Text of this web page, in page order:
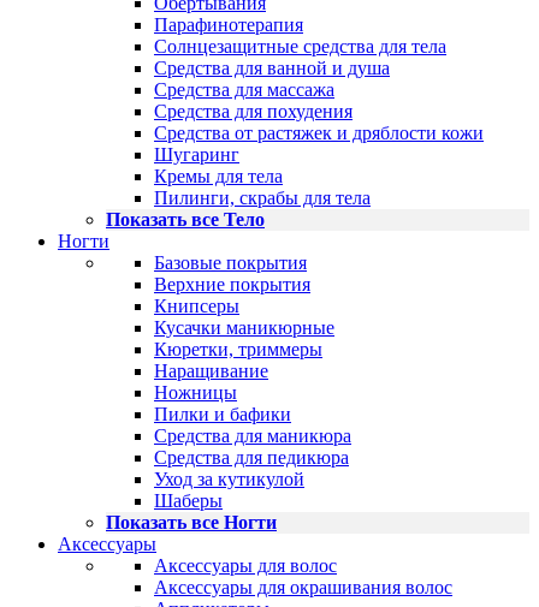
Парафинотерапия
Солнцезащитные средства для тела
Средства для ванной и душа
Средства для массажа
Средства для похудения
Средства от растяжек и дряблости кожи
Шугаринг
Кремы для тела
Пилинги, скрабы для тела
Показать все Тело
Ногти
Базовые покрытия
Верхние покрытия
Книпсеры
Кусачки маникюрные
Кюретки, триммеры
Наращивание
Ножницы
Пилки и бафики
Средства для маникюра
Средства для педикюра
Уход за кутикулой
Шаберы
Показать все Ногти
Аксессуары
Аксессуары для волос
Аксессуары для окрашивания волос